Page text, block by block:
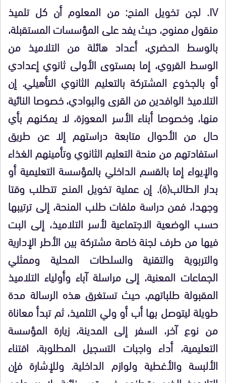
IV. لجن تخويل المنح: من المعلوم أن كل تلميذ
منقول ممنوح، حيث يفد على المؤسسات المستقبلة،
بالوسط الحضري، أعداد هائلة من التلاميذ من
الوسط القروي، إما بمستوى الأولى ثانوي إعدادي
أو بالجذوع المشتركة بالتعليم الثانوي التأهيلي. إن
التلاميذ الوافدين من القرى والبوادي، خصوصا النائية
منها، وخصوصا أبناء الأسر المعوزة، لا يمكنهم بأي
حال من الأحوال متابعة دراستهم إلا عن طريق
استفادتهم من منحة التعليم الثانوي وتأمينهم الغذاء
والإيواء إما بالقسم الداخلي بالمؤسسة التعليمية أو
بدار الطالب(ة). إن عملية تخويل المنح تتطلب وقتا
وجهدا، فمن دراسة ملفات طلب المنحة، إلى ترتيبها
حسب الوضعية الاجتماعية لأسر التلاميذ، إلى البت
فيها من طرف لجنة خاصة مشتركة بين الأطر الإدارية
والتربوية والتقنية والسلطات المحلية وممثلي
الجماعات المعنية، إلى مراسلة آباء وأولياء التلاميذ
المقبولة طلباتهم، حيث تستغرق هذه الرسالة مدة
طويلة ليتوصل بها أب أو ولي التلميذ، ثم تبدأ معاناة
من نوع آخر، السفر إلى المدينة، زيارة المؤسسة
التعليمية، أداء واجبات التسجيل المطلوبة، اقتناء
الألبسة والأغطية ولوازم الداخلية. وللإشارة فإن